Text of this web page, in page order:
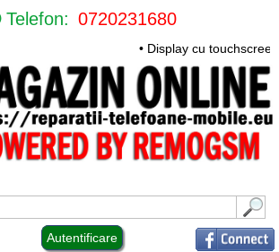
Telefon: 0720231680
• Display cu
Autentificare